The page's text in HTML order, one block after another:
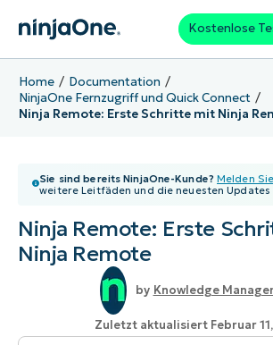
Kostenlose
Home
Documentation
NinjaOne Fernzugriff und Quick Connect
Ninja Remote: Erste Schritte mit Ninja
Sie sind bereits NinjaOne-Kunde? Melden
weitere Leitfäden und die neuesten Updates
Ninja Remote: Erste
Ninja Remote
Knowledge
Zuletzt aktualisiert Februar